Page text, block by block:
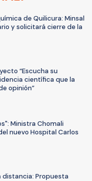
de Quilicura: Minsal
y solicitará cierre de la
“Escucha su
científica que la
opinión”
Ministra Chomali
nuevo Hospital Carlos
distancia: Propuesta